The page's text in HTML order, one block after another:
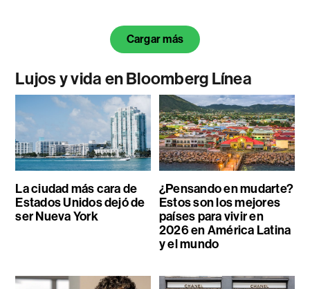
Cargar más
Lujos y vida en Bloomberg Línea
La ciudad más cara de
Estados Unidos dejó de
ser Nueva York
¿Pensando en mudarte?
Estos son los mejores
países para vivir en
2026 en América Latina
y el mundo